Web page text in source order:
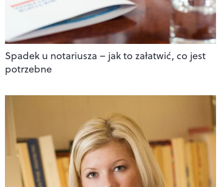
Spadek u notariusza – jak to załatwić, co jest
potrzebne